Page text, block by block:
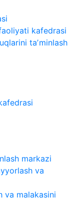
kafedrasi
taʼminlash
markazi
va
va malakasini